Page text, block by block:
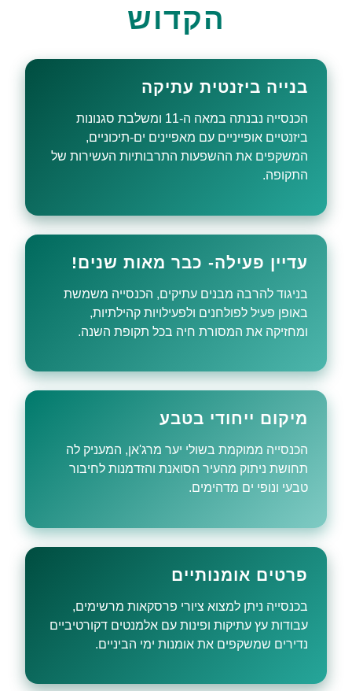
הקדוש
בנייה ביזנטית עתיקה
הכנסייה נבנתה במאה ה-11 ומשלבת סגנונות
ביזנטיים אופייניים עם מאפיינים ים-תיכוניים,
המשקפים את ההשפעות התרבותיות העשירות של
התקופה.
עדיין פעילה- כבר מאות שנים!
בניגוד להרבה מבנים עתיקים, הכנסייה משמשת
באופן פעיל לפולחנים ולפעילויות קהילתיות,
ומחזיקה את המסורת חיה בכל תקופת השנה.
מיקום ייחודי בטבע
הכנסייה ממוקמת בשולי יער מרג'אן, המעניק לה
תחושת ניתוק מהעיר הסואנת והזדמנות לחיבור
טבעי ונופי ים מדהימים.
פרטים אומנותיים
בכנסייה ניתן למצוא ציורי פרסקאות מרשימים,
עבודות עץ עתיקות ופינות עם אלמנטים דקורטיביים
נדירים שמשקפים את אומנות ימי הביניים.